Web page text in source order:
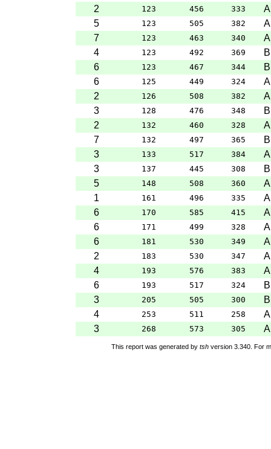
2
123 456 333
A
5
123 505 382
A
7
123 463 340
A
4
123 492 369
B
6
123 467 344
B
6
125 449 324
A
2
126 508 382
A
3
128 476 348
B
2
132 460 328
A
7
132 497 365
B
3
133 517 384
A
3
137 445 308
B
5
148 508 360
A
1
161 496 335
A
6
170 585 415
A
6
171 499 328
A
6
181 530 349
A
2
183 530 347
A
4
193 576 383
A
6
193 517 324
B
3
205 505 300
B
4
253 511 258
A
3
268 573 305 A
This report was generated by tsh version 3.340. For